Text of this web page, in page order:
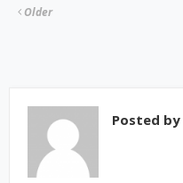
Older
Posted by